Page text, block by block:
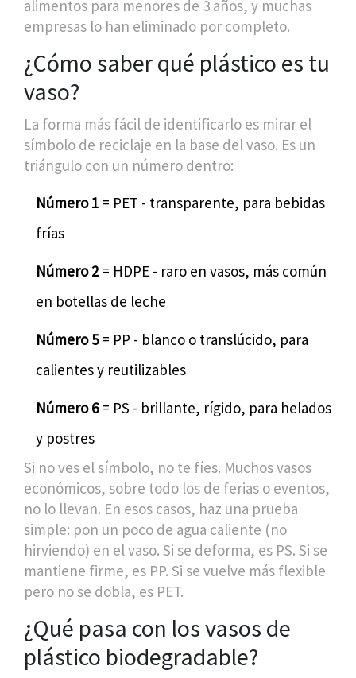
alimentos para menores de 3 años, y muchas
empresas lo han eliminado por completo.
¿Cómo saber qué plástico es tu
vaso?
La forma más fácil de identificarlo es mirar el
símbolo de reciclaje en la base del vaso. Es un
triángulo con un número dentro:
Número 1 = PET - transparente, para bebidas
frías
Número 2= HDPE - raro en vasos, más común
en botellas de leche
Número 5= PP - blanco o translúcido, para
calientes y reutilizables
Número 6= PS - brillante, rígido, para helados
y postres
Si no ves el símbolo, no te fíes. Muchos vasos
económicos, sobre todo los de ferias o eventos,
no lo llevan. En esos casos, haz una prueba
simple: pon un poco de agua caliente (no
hirviendo) en el vaso. Si se deforma, es PS. Si se
mantiene firme, es PP. Si se vuelve más flexible
pero no se dobla, es PET.
¿Qué pasa con los vasos de
plástico biodegradable?